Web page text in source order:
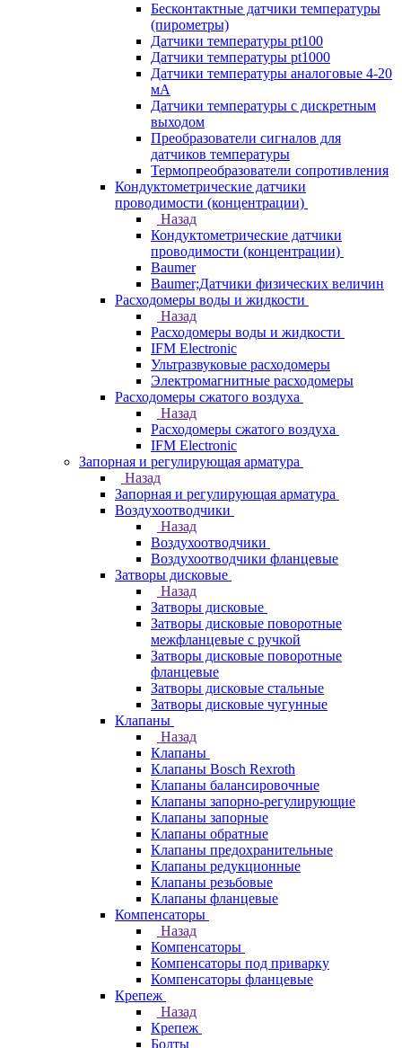
Бесконтактные датчики температуры
(пирометры)
Датчики температуры pt100
Датчики температуры pt1000
Датчики температуры аналоговые 4-20
мА
Датчики температуры с дискретным
выходом
Преобразователи сигналов для
датчиков температуры
Термопреобразователи сопротивления
Кондуктометрические датчики
проводимости (концентрации)
Назад
Кондуктометрические датчики
проводимости (концентрации)
Baumer
Baumer;Датчики физических величин
Расходомеры воды и жидкости
Назад
Расходомеры воды и жидкости
IFM Electronic
Ультразвуковые расходомеры
Электромагнитные расходомеры
Расходомеры сжатого воздуха
Назад
Расходомеры сжатого воздуха
IFM Electronic
Запорная и регулирующая арматура
Назад
Запорная и регулирующая арматура
Воздухоотводчики
Назад
Воздухоотводчики
Воздухоотводчики фланцевые
Затворы дисковые
Назад
Затворы дисковые
Затворы дисковые поворотные
межфланцевые с ручкой
Затворы дисковые поворотные
фланцевые
Затворы дисковые стальные
Затворы дисковые чугунные
Клапаны
Назад
Клапаны
Клапаны Bosch Rexroth
Клапаны балансировочные
Клапаны запорно-регулирующие
Клапаны запорные
Клапаны обратные
Клапаны предохранительные
Клапаны редукционные
Клапаны резьбовые
Клапаны фланцевые
Компенсаторы
Назад
Компенсаторы
Компенсаторы под приварку
Компенсаторы фланцевые
Крепеж
Назад
Крепеж
Болты